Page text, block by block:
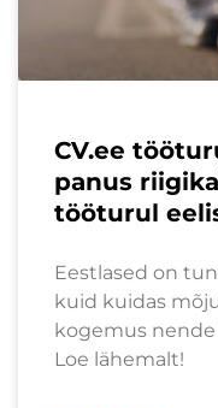
CV.ee
panus
tööturul
Eestlased on
kuid kuidas
kogemus
Loe lähemalt!